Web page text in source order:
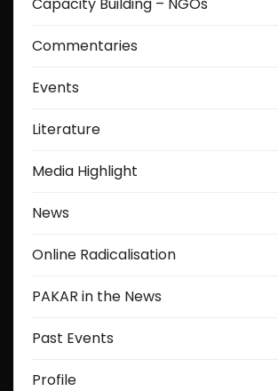
Commentaries
Events
Literature
Media Highlight
News
Online Radicalisation
PAKAR in the News
Past Events
Profile